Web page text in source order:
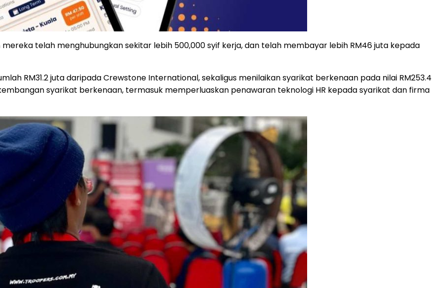
mereka telah menghubungkan sekitar lebih 500,000 syif kerja, dan telah membayar lebih RM46 juta kepada
RM31.2 juta daripada Crewstone International, sekaligus menilaikan syarikat berkenaan pada nilai RM253.4
syarikat berkenaan, termasuk memperluaskan penawaran teknologi HR kepada syarikat dan firma